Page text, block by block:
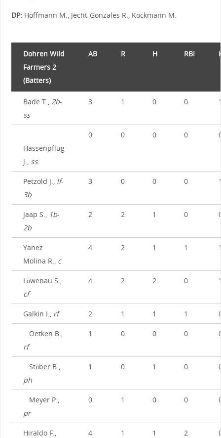
DP:Hoffmann M., Jecht-Gonzales R., Kockmann M.
Dohren Wild
Farmers 2
(Batters)
AB R H RBI
Bade T., 2b-
ss
3 1 0 0
Hassenpflug
J., ss
0 0 0 0
Petzold J., lf-
3b
3 0 0 0
Jaap S., 1b-
2b
2 2 1 0
Yanez
Molina R., c
4 2 1 1
Löwenau S.,
cf
4 2 2 0
Galkin I., rf 2 1 1 1
Oetken B.,
rf
1 0 0 0
Stüber B.,
ph
1 0 1 0
Meyer P.,
pr
0 1 0 0
Hiraldo F.,
4 1 1 2